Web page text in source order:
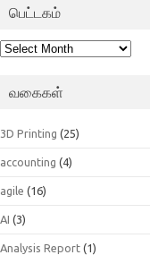
பெட்டகம்
பெட்டகம்
வகைகள்
3D Printing (25)
accounting (4)
agile (16)
AI (3)
Analysis Report (1)